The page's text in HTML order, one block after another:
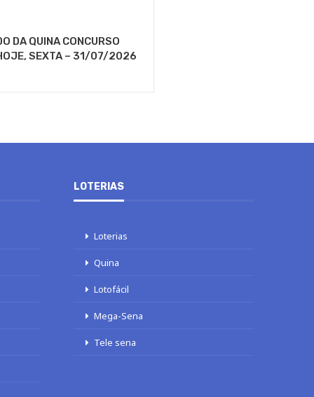
DA QUINA CONCURSO
SEXTA – 31/07/2026
LOTERIAS
Loterias
Quina
Lotofácil
Mega-Sena
Tele sena